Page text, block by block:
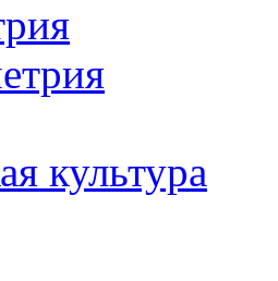
культура